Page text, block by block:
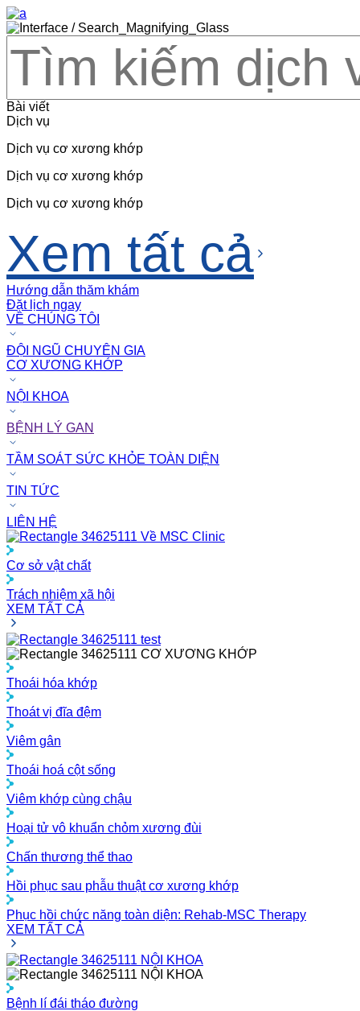
Bài viết
Dịch vụ
Dịch vụ cơ xương khớp
Dịch vụ cơ xương khớp
Dịch vụ cơ xương khớp
Xem tất cả
Hướng dẫn thăm khám
Đặt lịch ngay
VỀ CHÚNG TÔI
ĐỘI NGŨ CHUYÊN GIA
CƠ XƯƠNG KHỚP
NỘI KHOA
BỆNH LÝ GAN
TẦM SOÁT SỨC KHỎE TOÀN DIỆN
TIN TỨC
LIÊN HỆ
Về MSC Clinic
Cơ sở vật chất
Trách nhiệm xã hội
XEM TẤT CẢ
test
CƠ XƯƠNG KHỚP
Thoái hóa khớp
Thoát vị đĩa đệm
Viêm gân
Thoái hoá cột sống
Viêm khớp cùng chậu
Hoại tử vô khuẩn chỏm xương đùi
Chấn thương thể thao
Hồi phục sau phẫu thuật cơ xương khớp
Phục hồi chức năng toàn diện: Rehab-MSC Therapy
XEM TẤT CẢ
NỘI KHOA
NỘI KHOA
Bệnh lí đái tháo đường